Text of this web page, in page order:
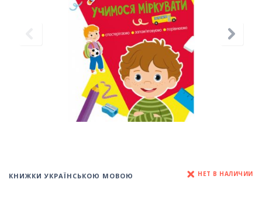
КНИЖКИ УКРАЇНСЬКОЮ МОВОЮ НЕТ В НАЛИЧИИ